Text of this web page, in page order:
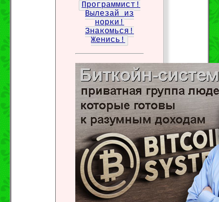
Программист!
Вылезай из
норки!
Знакомься!
Женись!